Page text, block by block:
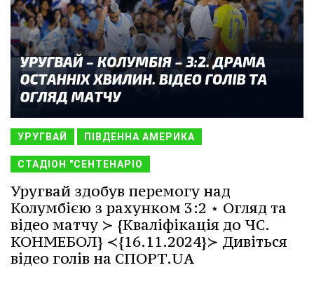
УРУГВАЙ ПІВДЕННА АМЕРИКА
СТАДІОН "СЕНТЕНАРІО
Уругвай здобув перемогу над
Колумбією з рахунком 3:2 ⋆ Огляд та
відео матчу ≻ {Кваліфікація до ЧС.
КОНМЕБОЛ} ≺{16.11.2024}≻ Дивіться
відео голів на СПОРТ.UA